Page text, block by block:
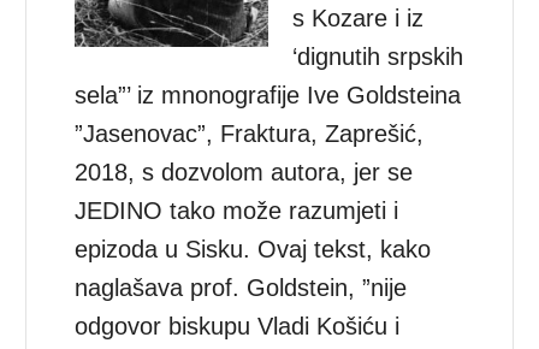
s Kozare i iz
‘dignutih srpskih
sela”’ iz mnonografije Ive Goldsteina
”Jasenovac”, Fraktura, Zaprešić,
2018, s dozvolom autora, jer se
JEDINO tako može razumjeti i
epizoda u Sisku. Ovaj tekst, kako
naglašava prof. Goldstein, ”nije
odgovor biskupu Vladi Košiću i